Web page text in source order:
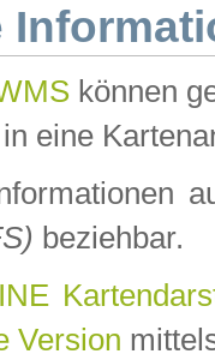
können
in eine
beziehbar.
Version